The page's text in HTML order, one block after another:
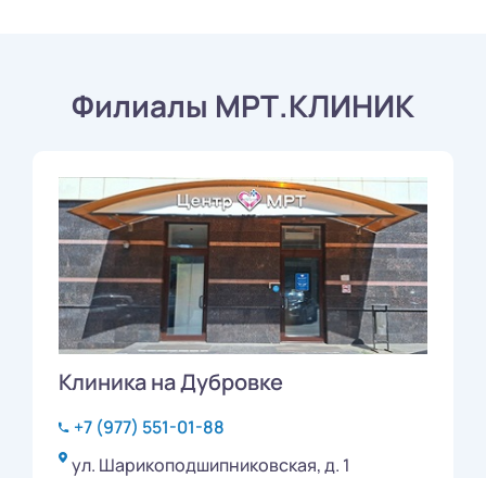
Филиалы МРТ.КЛИНИК
Клиника на Дубровке
+7 (977) 551-01-88
ул. Шарикоподшипниковская, д. 1